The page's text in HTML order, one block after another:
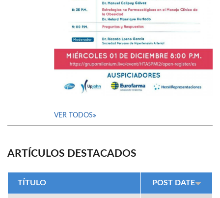
VER TODOS
ARTÍCULOS DESTACADOS
TÍTULO POST DATE